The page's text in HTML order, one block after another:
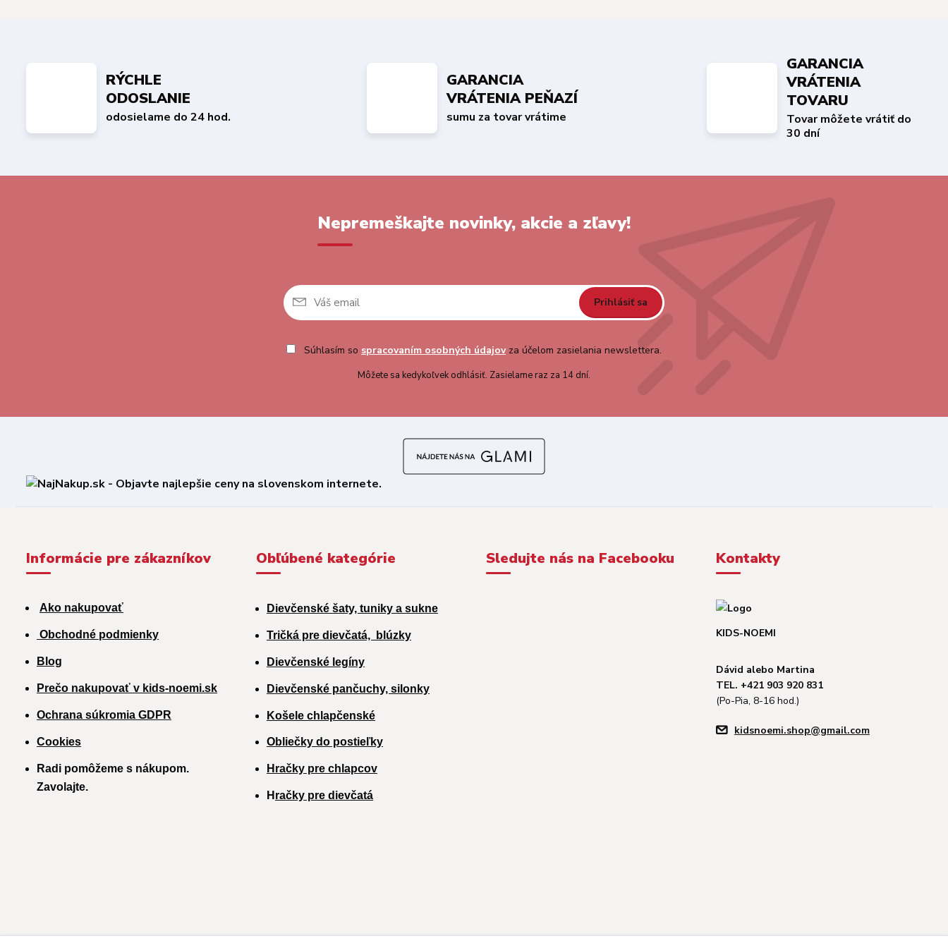
RÝCHLE
ODOSLANIE
odosielame do 24 hod.
GARANCIA
VRÁTENIA PEŇAZÍ
sumu za tovar vrátime
GARANCIA
VRÁTENIA
TOVARU
Tovar môžete vrátiť do
30 dní
Nepremeškajte novinky, akcie a zľavy!
Prihlásiť sa
Súhlasím so spracovaním osobných údajovza účelom zasielania newslettera.
Môžete sa kedykoľvek odhlásiť. Zasielame raz za 14 dní.
Informácie pre zákazníkov
Ako nakupovať
Obchodné podmienky
Blog
Prečo nakupovať v kids-noemi.sk
Ochrana súkromia GDPR
Cookies
Radi pomôžeme s nákupom.
Zavolajte.
Obľúbené kategórie
Dievčenské šaty, tuniky a sukne
Tričká pre dievčatá, blúzky
Dievčenské legíny
Dievčenské pančuchy, silonky
Košele chlapčenské
Obliečky do postieľky
Hračky pre chlapcov
H račky pre dievčatá
Sledujte nás na Facebooku Kontakty
KIDS-NOEMI
Dávid alebo Martina
TEL. +421 903 920 831
(Po-Pia, 8-16 hod.)
kidsnoemi.shop@gmail.com